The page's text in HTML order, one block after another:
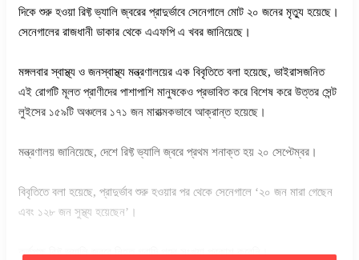
দিকে শুরু হওয়া রিফ্ট ভ্যালি জ্বরের প্রাদুর্ভাবে সেনেগালে মোট ২০ জনের মৃত্যু হয়েছে।
সেনেগালের রাজধানী ডাকার থেকে এএফপি এ খবর জানিয়েছে।
মঙ্গলবার স্বাস্থ্য ও জনস্বাস্থ্য মন্ত্রণালয়ের এক বিবৃতিতে বলা হয়েছে, ভাইরাসজনিত
এই রোগটি মূলত প্রাণীদের পাশাপাশি মানুষকেও প্রভাবিত করে বিশেষ করে উত্তর সেন্ট
লুইসের ১৫৯টি অঞ্চলের ১৭১ জন মারাত্মকভাবে আক্রান্ত হয়েছে।
মন্ত্রণালয় জানিয়েছে, দেশে রিফ্ট ভ্যালি জ্বরে প্রথম শনাক্ত হয় ২০ সেপ্টেম্বর।
বিবৃতিতে বলা হয়েছে, প্রাদুর্ভাব শুরু হওয়ার পর থেকে সেনেগালে ‘২০ জন মারা গেছেন
এবং ১২৮ জন সুস্থ্য হয়েছেন’।
কর্তৃপক্ষ রিফ্ট ভ্যালি জ্বরে নিহত গবাদি পশুর সংখ্যা প্রকাশ করেনি।